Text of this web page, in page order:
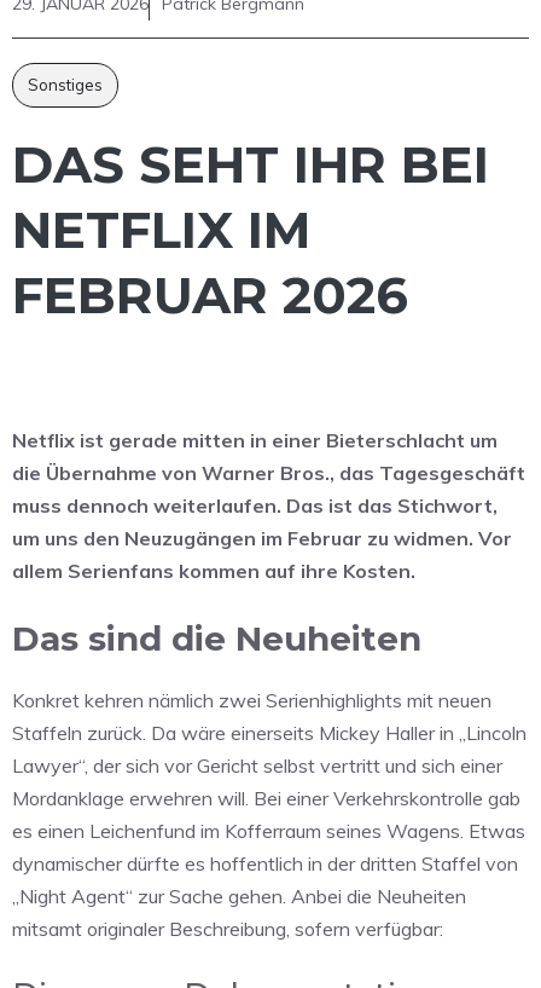
Sonstiges
DAS SEHT IHR BEI
NETFLIX IM
FEBRUAR 2026
Netflix ist gerade mitten in einer Bieterschlacht um
die Übernahme von Warner Bros., das Tagesgeschäft
muss dennoch weiterlaufen. Das ist das Stichwort,
um uns den Neuzugängen im Februar zu widmen. Vor
allem Serienfans kommen auf ihre Kosten.
Das sind die Neuheiten
Konkret kehren nämlich zwei Serienhighlights mit neuen
Staffeln zurück. Da wäre einerseits Mickey Haller in „Lincoln
Lawyer“, der sich vor Gericht selbst vertritt und sich einer
Mordanklage erwehren will. Bei einer Verkehrskontrolle gab
es einen Leichenfund im Kofferraum seines Wagens. Etwas
dynamischer dürfte es hoffentlich in der dritten Staffel von
„Night Agent“ zur Sache gehen. Anbei die Neuheiten
mitsamt originaler Beschreibung, sofern verfügbar: